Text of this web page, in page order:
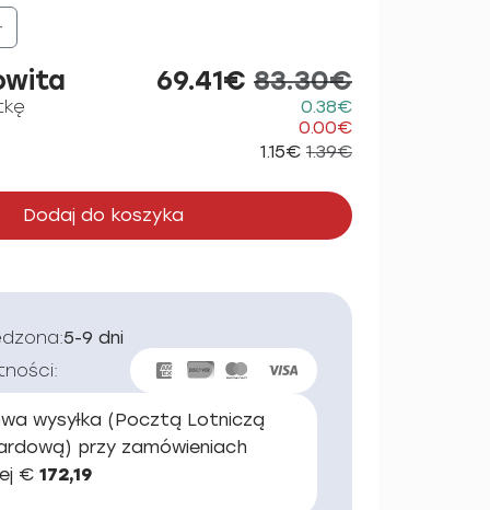
69.41€ 83.30€
0.38€
0.00€
1.15€ 1.39€
Dodaj do koszyka
5-9 dni
wysyłka (Pocztą Lotniczą
przy zamówieniach
€ 172,19